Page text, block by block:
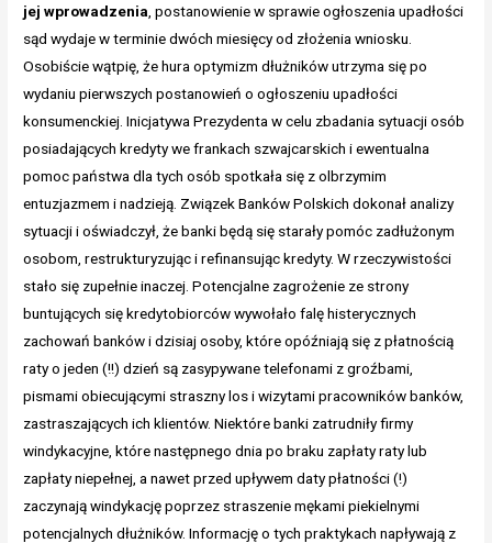
jej wprowadzenia , postanowienie w sprawie ogłoszenia upadłości
sąd wydaje w terminie dwóch miesięcy od złożenia wniosku.
Osobiście wątpię, że hura optymizm dłużników utrzyma się po
wydaniu pierwszych postanowień o ogłoszeniu upadłości
konsumenckiej. Inicjatywa Prezydenta w celu zbadania sytuacji osób
posiadających kredyty we frankach szwajcarskich i ewentualna
pomoc państwa dla tych osób spotkała się z olbrzymim
entuzjazmem i nadzieją. Związek Banków Polskich dokonał analizy
sytuacji i oświadczył, że banki będą się starały pomóc zadłużonym
osobom, restrukturyzując i refinansując kredyty. W rzeczywistości
stało się zupełnie inaczej. Potencjalne zagrożenie ze strony
buntujących się kredytobiorców wywołało falę histerycznych
zachowań banków i dzisiaj osoby, które opóźniają się z płatnością
raty o jeden (!!) dzień są zasypywane telefonami z groźbami,
pismami obiecującymi straszny los i wizytami pracowników banków,
zastraszających ich klientów. Niektóre banki zatrudniły firmy
windykacyjne, które następnego dnia po braku zapłaty raty lub
zapłaty niepełnej, a nawet przed upływem daty płatności (!)
zaczynają windykację poprzez straszenie mękami piekielnymi
potencjalnych dłużników. Informację o tych praktykach napływają z